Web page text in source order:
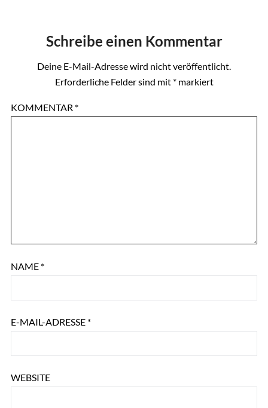
Schreibe einen Kommentar
Deine E-Mail-Adresse wird nicht veröffentlicht.
Erforderliche Felder sind mit *markiert
KOMMENTAR *
NAME *
E-MAIL-ADRESSE *
WEBSITE